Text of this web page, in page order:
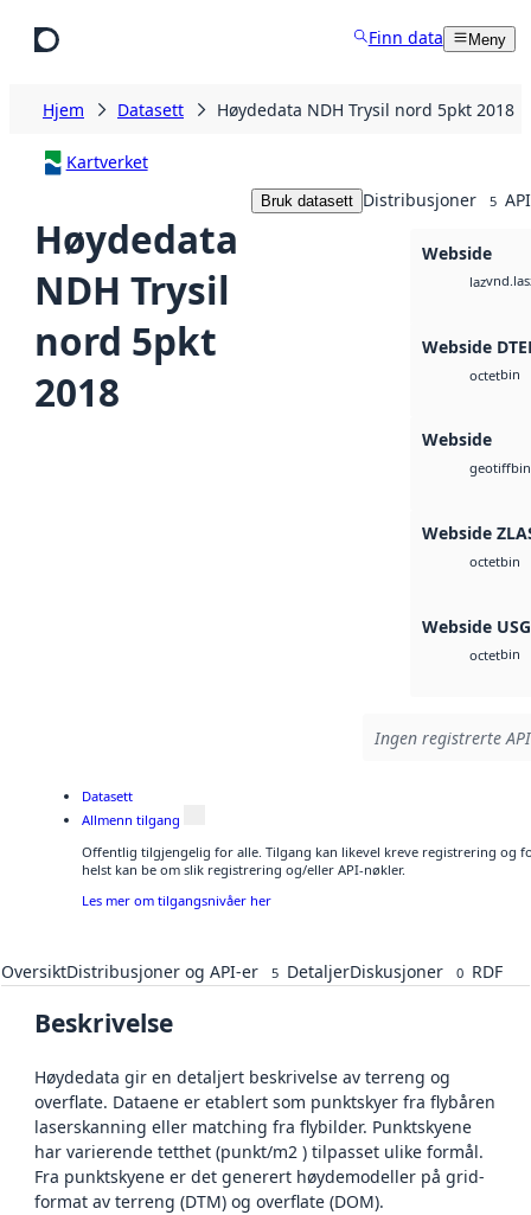
Finn data Meny
Hjem Datasett Høydedata NDH Trysil nord 5pkt 2018
Kartverket
Høydedata
NDH Trysil
nord 5pkt
2018
Bruk datasett Distribusjoner 5
Webside
laz
Webside
octetbin
Webside
geotiffbin
Webside
octetbin
Webside
octetbin
Ingen registrerte
Datasett
Allmenn tilgang
Offentlig tilgjengelig for alle. Tilgang kan likevel kreve registrering og
helst kan be om slik registrering og/eller API-nøkler.
Les mer om tilgangsnivåer her
OversiktDistribusjoner og API-er 5 DetaljerDiskusjoner 0 RDF
Beskrivelse
Høydedata gir en detaljert beskrivelse av terreng og
overflate. Dataene er etablert som punktskyer fra flybåren
laserskanning eller matching fra flybilder. Punktskyene
har varierende tetthet (punkt/m2 ) tilpasset ulike formål.
Fra punktskyene er det generert høydemodeller på grid-
format av terreng (DTM) og overflate (DOM).